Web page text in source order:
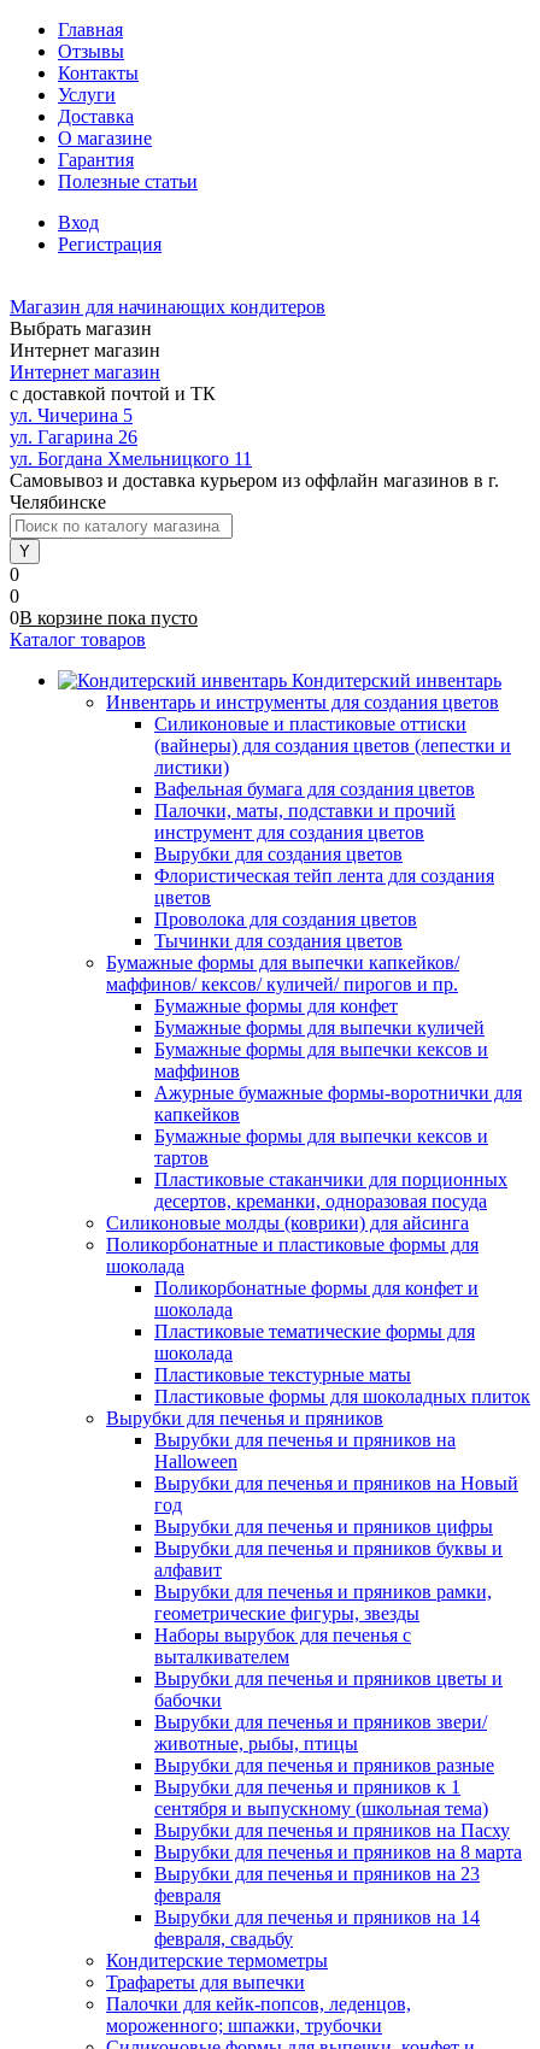
Главная
Отзывы
Контакты
Услуги
Доставка
О магазине
Гарантия
Полезные статьи
Вход
Регистрация
Магазин для начинающих кондитеров
Выбрать магазин
Интернет магазин
Интернет магазин
с доставкой почтой и ТК
ул. Чичерина 5
ул. Гагарина 26
ул. Богдана Хмельницкого 11
Самовывоз и доставка курьером из оффлайн магазинов в г.
Челябинске
0
0
0В корзине пока пусто
Каталог товаров
Кондитерский инвентарь
Инвентарь и инструменты для создания цветов
Силиконовые и пластиковые оттиски
(вайнеры) для создания цветов (лепестки и
листики)
Вафельная бумага для создания цветов
Палочки, маты, подставки и прочий
инструмент для создания цветов
Вырубки для создания цветов
Флористическая тейп лента для создания
цветов
Проволока для создания цветов
Тычинки для создания цветов
Бумажные формы для выпечки капкейков/
маффинов/ кексов/ куличей/ пирогов и пр.
Бумажные формы для конфет
Бумажные формы для выпечки куличей
Бумажные формы для выпечки кексов и
маффинов
Ажурные бумажные формы-воротнички для
капкейков
Бумажные формы для выпечки кексов и
тартов
Пластиковые стаканчики для порционных
десертов, креманки, одноразовая посуда
Силиконовые молды (коврики) для айсинга
Поликорбонатные и пластиковые формы для
шоколада
Поликорбонатные формы для конфет и
шоколада
Пластиковые тематические формы для
шоколада
Пластиковые текстурные маты
Пластиковые формы для шоколадных плиток
Вырубки для печенья и пряников
Вырубки для печенья и пряников на
Halloween
Вырубки для печенья и пряников на Новый
год
Вырубки для печенья и пряников цифры
Вырубки для печенья и пряников буквы и
алфавит
Вырубки для печенья и пряников рамки,
геометрические фигуры, звезды
Наборы вырубок для печенья с
выталкивателем
Вырубки для печенья и пряников цветы и
бабочки
Вырубки для печенья и пряников звери/
животные, рыбы, птицы
Вырубки для печенья и пряников разные
Вырубки для печенья и пряников к 1
сентября и выпускному (школьная тема)
Вырубки для печенья и пряников на Пасху
Вырубки для печенья и пряников на 8 марта
Вырубки для печенья и пряников на 23
февраля
Вырубки для печенья и пряников на 14
февраля, свадьбу
Кондитерские термометры
Трафареты для выпечки
Палочки для кейк-попсов, леденцов,
мороженного; шпажки, трубочки